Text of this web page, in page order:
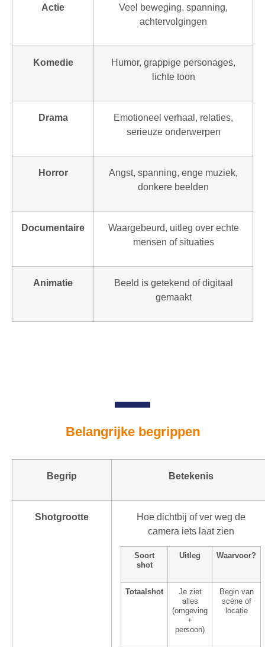
Actie
Veel beweging, spanning,
achtervolgingen
Komedie
Humor, grappige personages,
lichte toon
Drama
Emotioneel verhaal, relaties,
serieuze onderwerpen
Horror
Angst, spanning, enge muziek,
donkere beelden
Documentaire
Waargebeurd, uitleg over echte
mensen of situaties
Animatie
Beeld is getekend of digitaal
gemaakt
Belangrijke begrippen
Begrip Betekenis
Shotgrootte
Hoe dichtbij of ver weg de
camera iets laat zien
Soort
shot
Uitleg Waarvoor?
Totaalshot
Je ziet
alles
(omgeving
+
persoon)
Begin van
scène of
locatie